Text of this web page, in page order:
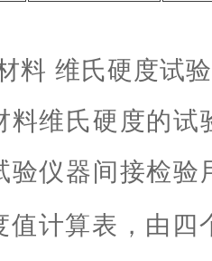
维氏硬度试验
料维氏硬度的试
验仪器间接检验
值计算表，由四